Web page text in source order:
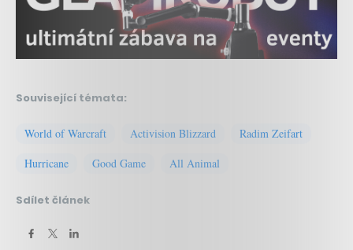
Související témata:
World of Warcraft Activision Blizzard
Radim Zeifart
Hurricane
Good Game All Animal
Sdílet článek